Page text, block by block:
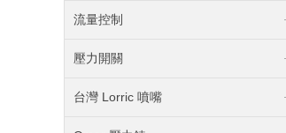
流量控制
壓力開關
台灣 Lorric 噴嘴